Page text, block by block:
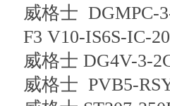
威格士 DGMPC-
F3 V10-IS6S-IC-
威格士 DG4V-3-
威格士 PVB5-